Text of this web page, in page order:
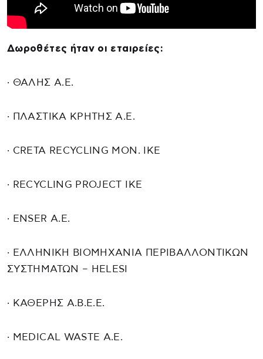
Δωροθέτες ήταν οι εταιρείες:
· ΘΑΛΗΣ Α.Ε.
· ΠΛΑΣΤΙΚΑ ΚΡΗΤΗΣ Α.Ε.
· CRETA RECYCLING MON. IKE
· RECYCLING PROJECT IKE
· ENSER A.E.
· ΕΛΛΗΝΙΚΗ ΒΙΟΜΗΧΑΝΙΑ ΠΕΡΙΒΑΛΛΟΝΤΙΚΩΝ
ΣΥΣΤΗΜΑΤΩΝ – HELESI
· ΚΑΘΕΡΗΣ Α.Β.Ε.Ε.
· MEDICAL WASTE A.E.